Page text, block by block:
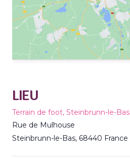
LIEU
Terrain de foot, Steinbrunn-le-Bas
Rue de Mulhouse
Steinbrunn-le-Bas, 68440 France